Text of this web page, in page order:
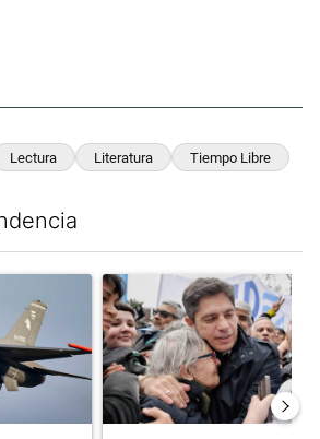
Lectura Literatura Tiempo Libre
con el título "Los aviones F 16
Un artículo de tendencia con